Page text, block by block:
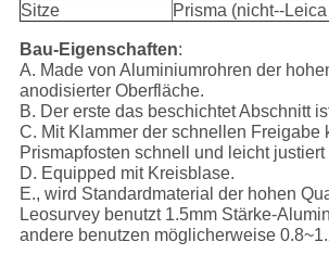
Sitze
Prisma (nicht--Leica
Bau-Eigenschaften:
A. Made von Aluminiumrohren der
anodisierter Oberfläche.
B. Der erste das beschichtet Abschnitt
C. Mit Klammer der schnellen Freigabe
Prismapfosten schnell und leicht justiert
D. Equipped mit Kreisblase.
E., wird Standardmaterial der hohen
Leosurvey benutzt 1.5mm Stärke-
andere benutzen möglicherweise